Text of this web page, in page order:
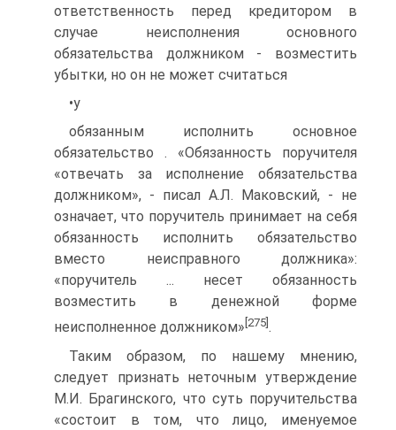
ответственность перед кредитором в
случае неисполнения основного
обязательства должником - возместить
убытки, но он не может считаться
•у
обязанным исполнить основное
обязательство . «Обязанность поручителя
«отвечать за исполнение обязательства
должником», - писал А.Л. Маковский, - не
означает, что поручитель принимает на себя
обязанность исполнить обязательство
вместо неисправного должника»:
«поручитель ... несет обязанность
возместить в денежной форме
неисполненное должником» [275] .
Таким образом, по нашему мнению,
следует признать неточным утверждение
М.И. Брагинского, что суть поручительства
«состоит в том, что лицо, именуемое